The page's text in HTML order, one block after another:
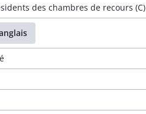
des chambres de recours (C)